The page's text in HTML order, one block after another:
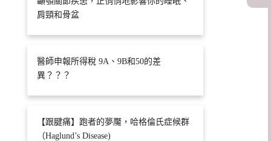
肩頸和骨盆
醫師申報所得稅 9A、9B和50的差
異？？？
【跟腱痛】跑者的夢魘，哈格倫氏症候群
（Haglund’s Disease)